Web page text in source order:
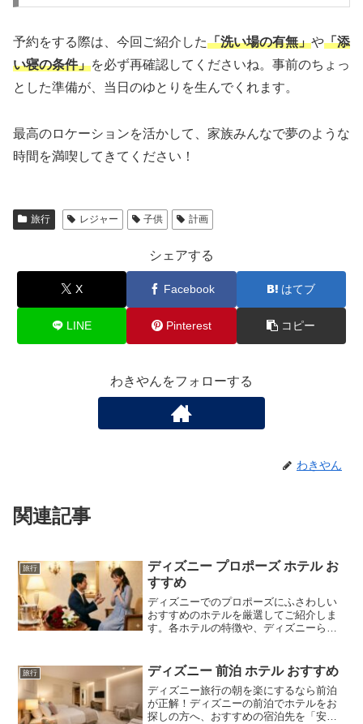
予約をする際は、今回ご紹介した「洗い場の有無」や「添
い寝の条件」を必ず再確認してくださいね。事前のちょっ
とした準備が、当日のゆとりを生んでくれます。
最高のロケーションを活かして、家族みんなで夢のような
時間を満喫してきてください！
旅行 レジャー 子供 計画
シェアする
X Facebook はてブ
LINE Pinterest コピー
わきやんをフォローする
わきやん
関連記事
旅行
ディズニー プロポーズ ホテル お
すすめ
ディズニーでのプロポーズにふさわしい
おすすめのホテルを厳選してご紹介しま
す。各ホテルの特徴や、ディズニーらし
しないプロポーズの計画術を分かりやす
く解説。一生に一度の記念日を最高の思
い出にするためのヒントが満載です。
旅行 ディズニー 前泊 ホテル おすすめ
ディズニー旅行の朝を楽にするなら前泊
が正解！ディズニーの前泊でホテルをお
探しの方へ、おすすめの宿泊先を「安